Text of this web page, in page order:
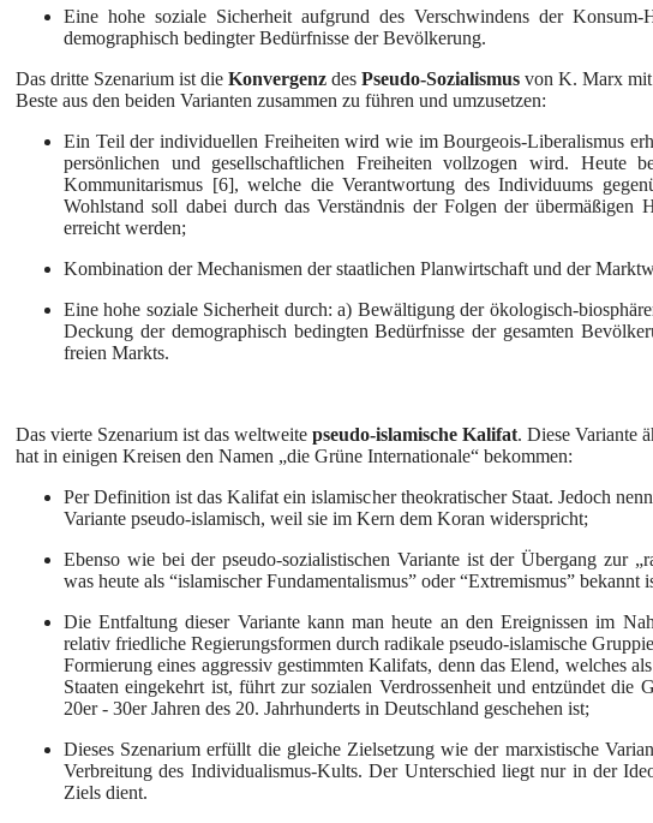
Eine hohe soziale Sicherheit aufgrund des Verschwindens der
demographisch bedingter Bedürfnisse der Bevölkerung.
Das dritte Szenarium ist die Konvergenz des Pseudo-Sozialismus von K. Marx
Beste aus den beiden Varianten zusammen zu führen und umzusetzen:
Ein Teil der individuellen Freiheiten wird wie im Bourgeois-Liberalismus
persönlichen und gesellschaftlichen Freiheiten vollzogen wird. Heute
Kommunitarismus [6], welche die Verantwortung des Individuums
Wohlstand soll dabei durch das Verständnis der Folgen der übermäßigen
erreicht werden;
Kombination der Mechanismen der staatlichen Planwirtschaft und der
Eine hohe soziale Sicherheit durch: a) Bewältigung der ökologisch-
Deckung der demographisch bedingten Bedürfnisse der gesamten
freien Markts.
Das vierte Szenarium ist das weltweite pseudo-islamische Kalifat. Diese Variante
hat in einigen Kreisen den Namen „die Grüne Internationale“ bekommen:
Per Definition ist das Kalifat ein islamischer theokratischer Staat. Jedoch
Variante pseudo-islamisch, weil sie im Kern dem Koran widerspricht;
Ebenso wie bei der pseudo-sozialistischen Variante ist der Übergang zur
was heute als “islamischer Fundamentalismus” oder “Extremismus” bekannt
Die Entfaltung dieser Variante kann man heute an den Ereignissen im
relativ friedliche Regierungsformen durch radikale pseudo-islamische
Formierung eines aggressiv gestimmten Kalifats, denn das Elend, welches
Staaten eingekehrt ist, führt zur sozialen Verdrossenheit und entzündet die
20er - 30er Jahren des 20. Jahrhunderts in Deutschland geschehen ist;
Dieses Szenarium erfüllt die gleiche Zielsetzung wie der marxistische
Verbreitung des Individualismus-Kults. Der Unterschied liegt nur in der
Ziels dient.